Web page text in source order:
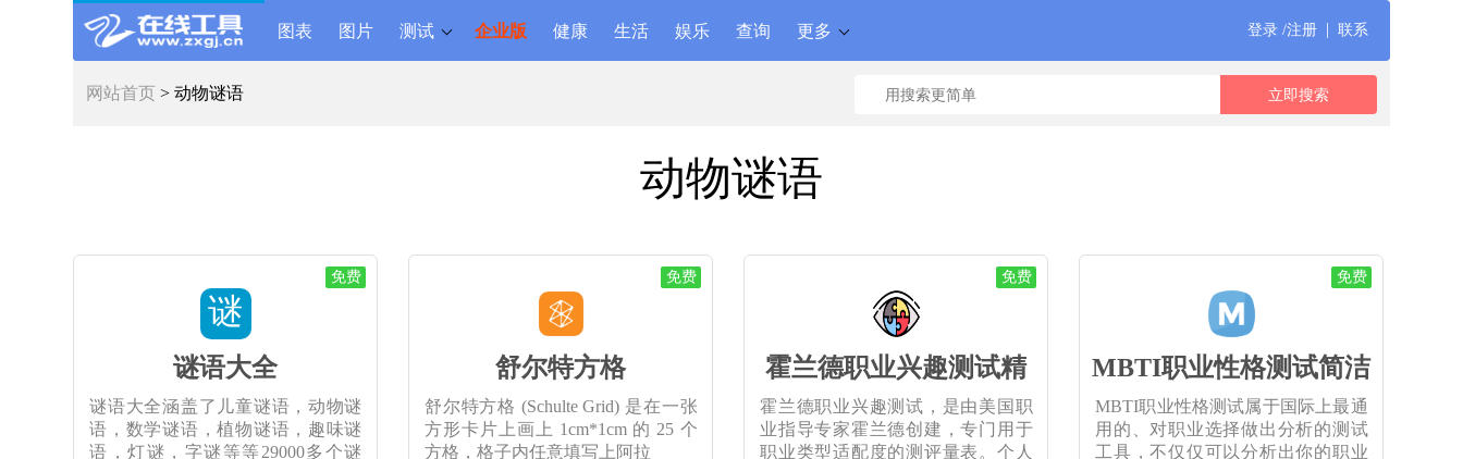
图表 图片 测试 企业版 健康 生活 娱乐 查询 更多 登录 /注册| 联系
网站首页 > 动物谜语
动物谜语
免费
谜
谜语大全
谜语大全涵盖了儿童谜语，动物谜
语，数学谜语，植物谜语，趣味谜
语，灯谜，字谜等等29000多个谜
免费
舒尔特方格
舒尔特方格 (Schulte Grid) 是在一张
方形卡片上画上 1cm*1cm 的 25 个
方格，格子内任意填写上阿拉
免费
霍兰德职业兴趣测试精
霍兰德职业兴趣测试，是由美国职
业指导专家霍兰德创建，专门用于
职业类型适配度的测评量表。个人
免费
MBTI职业性格测试简洁
MBTI职业性格测试属于国际上最通
用的、对职业选择做出分析的测试
工具，不仅仅可以分析出你的职业